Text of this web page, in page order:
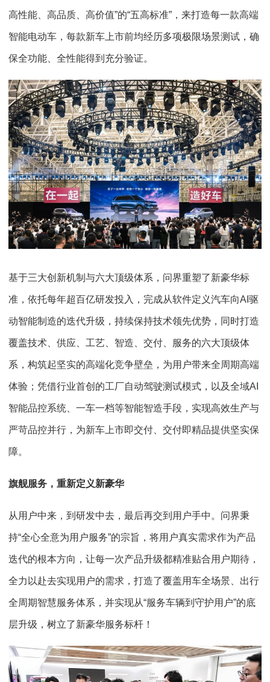
高性能、高品质、高价值”的“五高标准”，来打造每一款高端
智能电动车，每款新车上市前均经历多项极限场景测试，确
保全功能、全性能得到充分验证。
基于三大创新机制与六大顶级体系，问界重塑了新豪华标
准，依托每年超百亿研发投入，完成从软件定义汽车向AI驱
动智能制造的迭代升级，持续保持技术领先优势，同时打造
覆盖技术、供应、工艺、智造、交付、服务的六大顶级体
系，构筑起坚实的高端化竞争壁垒，为用户带来全周期高端
体验；凭借行业首创的工厂自动驾驶测试模式，以及全域AI
智能品控系统、一车一档等智能智造手段，实现高效生产与
严苛品控并行，为新车上市即交付、交付即精品提供坚实保
障。
旗舰服务 ， 重新定义新豪华
从用户中来，到研发中去，最后再交到用户手中。问界秉
持“全心全意为用户服务”的宗旨，将用户真实需求作为产品
迭代的根本方向，让每一次产品升级都精准贴合用户期待，
全力以赴去实现用户的需求，打造了覆盖用车全场景、出行
全周期智慧服务体系，并实现从“服务车辆到守护用户”的底
层升级，树立了新豪华服务标杆！